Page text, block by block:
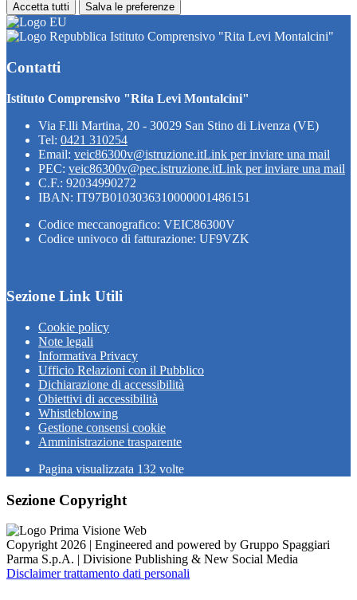
Accetta tutti Salva le preferenze
Istituto Comprensivo "Rita Levi Montalcini"
Contatti
Istituto Comprensivo "Rita Levi Montalcini"
Via F.lli Martina, 20 - 30029 San Stino di Livenza (VE)
Tel: 0421 310254
Email: veic86300v@istruzione.itLink per inviare una mail
PEC: veic86300v@pec.istruzione.itLink per inviare una mail
C.F.: 92034990272
IBAN: IT97B0103036310000001486151
Codice meccanografico: VEIC86300V
Codice univoco di fatturazione: UF9VZK
Sezione Link Utili
Cookie policy
Note legali
Informativa Privacy
Ufficio Relazioni con il Pubblico
Dichiarazione di accessibilità
Obiettivi di accessibilità
Whistleblowing
Gestione consensi cookie
Amministrazione trasparente
Pagina visualizzata 132 volte
Sezione Copyright
Copyright 2026 | Engineered and powered by Gruppo Spaggiari
Parma S.p.A. | Divisione Publishing & New Social Media
Disclaimer trattamento dati personali